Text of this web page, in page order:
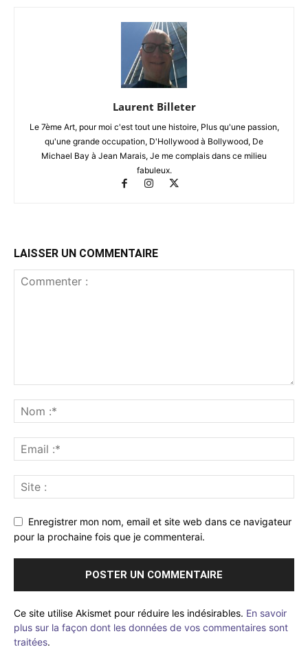
Laurent Billeter
Le 7ème Art, pour moi c'est tout une histoire, Plus qu'une passion,
qu'une grande occupation, D'Hollywood à Bollywood, De
Michael Bay à Jean Marais, Je me complais dans ce milieu
fabuleux.
LAISSER UN COMMENTAIRE
Enregistrer mon nom, email et site web dans ce navigateur
pour la prochaine fois que je commenterai.
Ce site utilise Akismet pour réduire les indésirables. En savoir
plus sur la façon dont les données de vos commentaires sont
traitées.